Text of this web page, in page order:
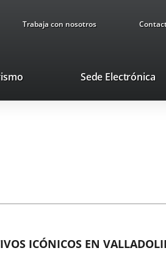
Trabaja con nosotros
Este
se
Sede Electrónica
ICÓNICOS EN